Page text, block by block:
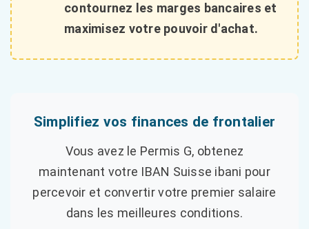
contournez les marges bancaires et
maximisez votre pouvoir d'achat.
Simplifiez vos finances de frontalier
Vous avez le Permis G, obtenez
maintenant votre IBAN Suisse ibani pour
percevoir et convertir votre premier salaire
dans les meilleures conditions.